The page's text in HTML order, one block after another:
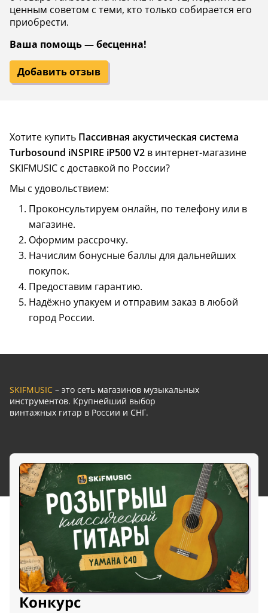
ценным советом с теми, кто только собирается его
приобрести.
Ваша помощь — бесценна!
Добавить отзыв
Хотите купить Пассивная акустическая система
Turbosound iNSPIRE iP500 V2 в интернет-магазине
SKIFMUSIC с доставкой по России?
Мы с удовольствием:
Проконсультируем онлайн, по телефону или в
магазине.
Оформим рассрочку.
Начислим бонусные баллы для дальнейших
покупок.
Предоставим гарантию.
Надёжно упакуем и отправим заказ в любой
город России.
SKIFMUSIC – это сеть магазинов музыкальных
инструментов. Крупнейший выбор
винтажных гитар в России и СНГ.
Конкурс